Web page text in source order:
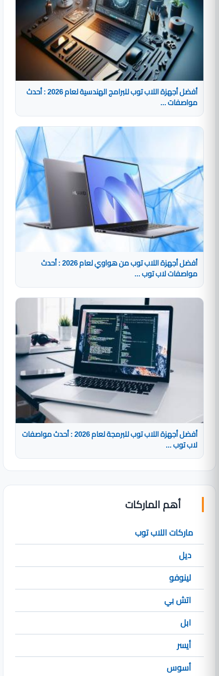
أفضل أجهزة اللاب توب للبرامج الهندسية لعام 2026 : أحدث
مواصفات ...
أفضل أجهزة اللاب توب من هواوي لعام 2026 : أحدث
مواصفات لاب توب ...
أفضل أجهزة اللاب توب للبرمجة لعام 2026 : أحدث مواصفات
لاب توب ...
أهم الماركات
ماركات اللاب توب
ديل
لينوفو
اتش بي
ابل
أيسر
أسوس